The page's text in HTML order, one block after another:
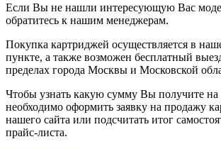
Если Вы не нашли интересующую Вас
обратитесь к нашим менеджерам.
Покупка картриджей осуществляется в
пункте, а также возможен бесплатный
пределах города Москвы и Московской
Чтобы узнать какую сумму Вы получите
необходимо оформить заявку на продажу
нашего сайта или подсчитать итог
прайс-листа.